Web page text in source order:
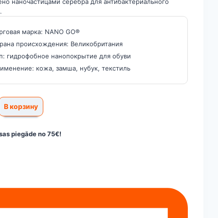
марка: NANO GO®
происхождения: Великобритания
гидрофобное нанопокрытие для обуви
кожа, замша, нубук, текстиль
В корзину
piegāde no 75€!